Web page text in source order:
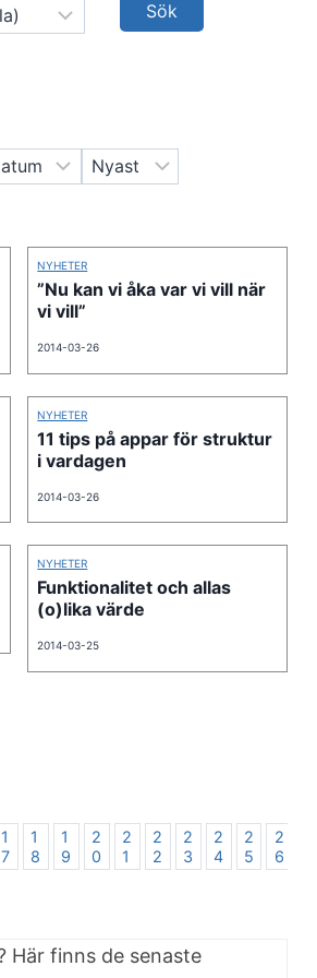
NYHETER
”Nu kan vi åka var vi vill när
vi vill”
2014-03-26
NYHETER
11 tips på appar för struktur
i vardagen
2014-03-26
NYHETER
Funktionalitet och allas
(o)lika värde
2014-03-25
1
7
1
8
1
9
2
0
2
1
2
2
2
3
2
4
2
5
2
6
Här finns de senaste